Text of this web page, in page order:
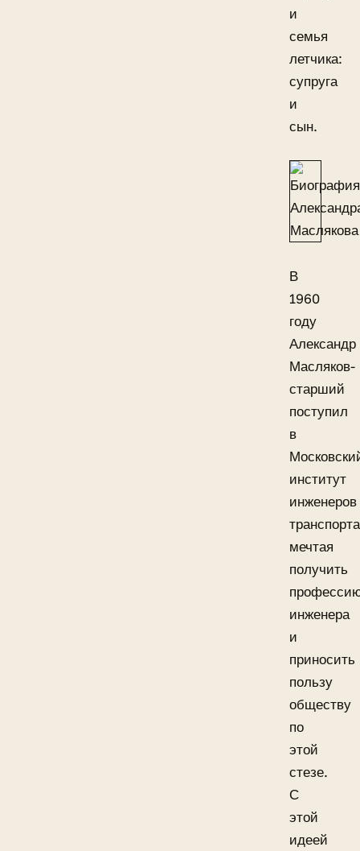
и
семья
летчика:
супруга
и
сын.
В
1960
году
Александр
Масляков-
старший
поступил
в
институт
инженеров
мечтая
получить
инженера
и
приносить
пользу
обществу
по
этой
стезе.
С
этой
идеей